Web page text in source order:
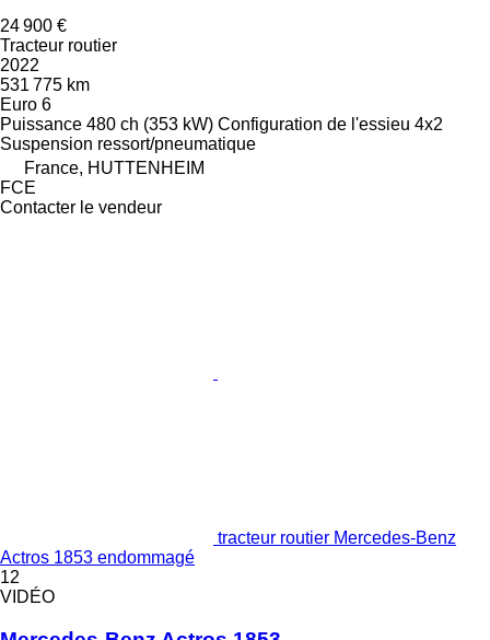
24 900 €
Tracteur routier
2022
531 775 km
Euro 6
Puissance 480 ch (353 kW) Configuration de l'essieu 4x2
Suspension ressort/pneumatique
France, HUTTENHEIM
FCE
Contacter le vendeur
tracteur routier Mercedes-Benz
Actros 1853 endommagé
12
VIDÉO